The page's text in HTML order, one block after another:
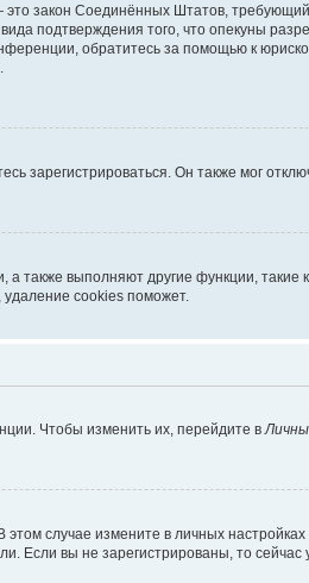
закон Соединённых Штатов,
подтверждения того, что опекуны
обратитесь за помощью к
зарегистрироваться. Он также мог
также выполняют другие функции,
cookies поможет.
Чтобы изменить их, перейдите в
случае измените в личных
Если вы не зарегистрированы, то